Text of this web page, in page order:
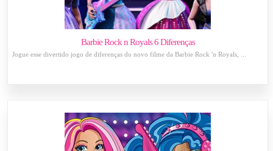
Barbie Rock n Royals 6 Diferenças
Jogue esse divertido jogo de diferenças do novo filme da Barbie Rock 'n Royals, ...